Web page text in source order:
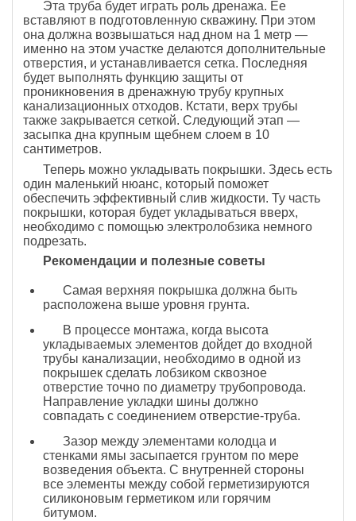
Эта труба будет играть роль дренажа. Ее
вставляют в подготовленную скважину. При этом
она должна возвышаться над дном на 1 метр —
именно на этом участке делаются дополнительные
отверстия, и устанавливается сетка. Последняя
будет выполнять функцию защиты от
проникновения в дренажную трубу крупных
канализационных отходов. Кстати, верх трубы
также закрывается сеткой. Следующий этап —
засыпка дна крупным щебнем слоем в 10
сантиметров.
Теперь можно укладывать покрышки. Здесь есть
один маленький нюанс, который поможет
обеспечить эффективный слив жидкости. Ту часть
покрышки, которая будет укладываться вверх,
необходимо с помощью электролобзика немного
подрезать.
Рекомендации и полезные советы
Самая верхняя покрышка должна быть
расположена выше уровня грунта.
В процессе монтажа, когда высота
укладываемых элементов дойдет до входной
трубы канализации, необходимо в одной из
покрышек сделать лобзиком сквозное
отверстие точно по диаметру трубопровода.
Направление укладки шины должно
совпадать с соединением отверстие-труба.
Зазор между элементами колодца и
стенками ямы засыпается грунтом по мере
возведения объекта. С внутренней стороны
все элементы между собой герметизируются
силиконовым герметиком или горячим
битумом.